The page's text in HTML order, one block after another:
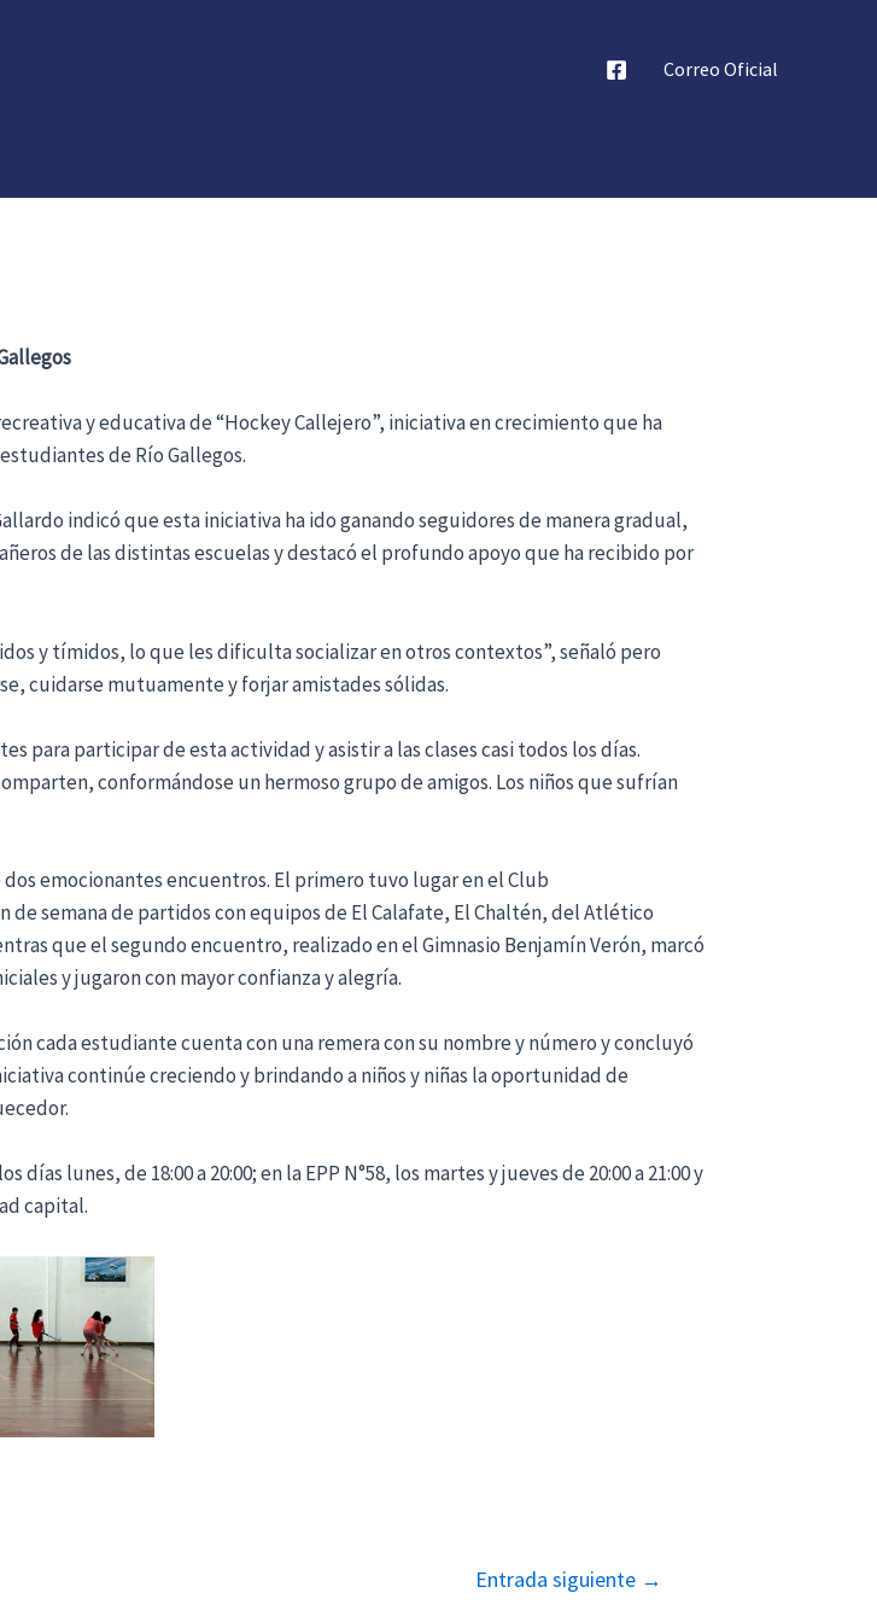
Correo Oficial
y educativa de “Hockey Callejero”, iniciativa en crecimiento que ha
de Río Gallegos.
indicó que esta iniciativa ha ido ganando seguidores de manera gradual,
de las distintas escuelas y destacó el profundo apoyo que ha recibido por
y tímidos, lo que les dificulta socializar en otros contextos”, señaló pero
cuidarse mutuamente y forjar amistades sólidas.
para participar de esta actividad y asistir a las clases casi todos los días.
conformándose un hermoso grupo de amigos. Los niños que sufrían
emocionantes encuentros. El primero tuvo lugar en el Club
semana de partidos con equipos de El Calafate, El Chaltén, del Atlético
que el segundo encuentro, realizado en el Gimnasio Benjamín Verón, marcó
y jugaron con mayor confianza y alegría.
cada estudiante cuenta con una remera con su nombre y número y concluyó
continúe creciendo y brindando a niños y niñas la oportunidad de
lunes, de 18:00 a 20:00; en la EPP N°58, los martes y jueves de 20:00 a 21:00 y
capital.
Entrada siguiente →